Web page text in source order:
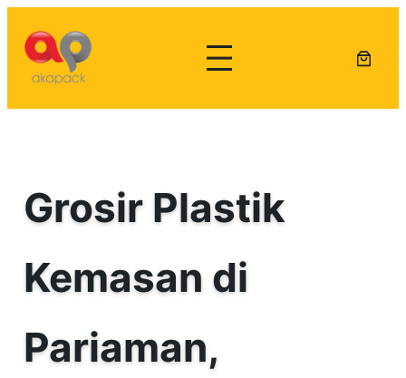
konten
Grosir Plastik
Kemasan di
Pariaman,